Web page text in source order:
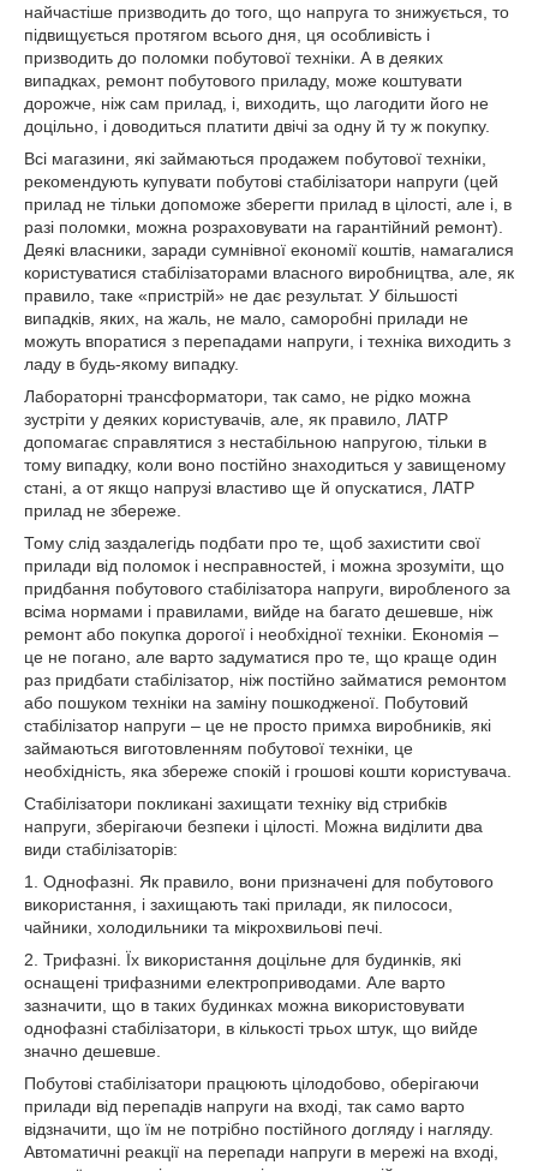
найчастіше призводить до того, що напруга то знижується, то
підвищується протягом всього дня, ця особливість і
призводить до поломки побутової техніки. А в деяких
випадках, ремонт побутового приладу, може коштувати
дорожче, ніж сам прилад, і, виходить, що лагодити його не
доцільно, і доводиться платити двічі за одну й ту ж покупку.
Всі магазини, які займаються продажем побутової техніки,
рекомендують купувати побутові стабілізатори напруги (цей
прилад не тільки допоможе зберегти прилад в цілості, але і, в
разі поломки, можна розраховувати на гарантійний ремонт).
Деякі власники, заради сумнівної економії коштів, намагалися
користуватися стабілізаторами власного виробництва, але, як
правило, таке «пристрій» не дає результат. У більшості
випадків, яких, на жаль, не мало, саморобні прилади не
можуть впоратися з перепадами напруги, і техніка виходить з
ладу в будь-якому випадку.
Лабораторні трансформатори, так само, не рідко можна
зустріти у деяких користувачів, але, як правило, ЛАТР
допомагає справлятися з нестабільною напругою, тільки в
тому випадку, коли воно постійно знаходиться у завищеному
стані, а от якщо напрузі властиво ще й опускатися, ЛАТР
прилад не збереже.
Тому слід заздалегідь подбати про те, щоб захистити свої
прилади від поломок і несправностей, і можна зрозуміти, що
придбання побутового стабілізатора напруги, виробленого за
всіма нормами і правилами, вийде на багато дешевше, ніж
ремонт або покупка дорогої і необхідної техніки. Економія –
це не погано, але варто задуматися про те, що краще один
раз придбати стабілізатор, ніж постійно займатися ремонтом
або пошуком техніки на заміну пошкодженої. Побутовий
стабілізатор напруги – це не просто примха виробників, які
займаються виготовленням побутової техніки, це
необхідність, яка збереже спокій і грошові кошти користувача.
Стабілізатори покликані захищати техніку від стрибків
напруги, зберігаючи безпеки і цілості. Можна виділити два
види стабілізаторів:
1. Однофазні. Як правило, вони призначені для побутового
використання, і захищають такі прилади, як пилососи,
чайники, холодильники та мікрохвильові печі.
2. Трифазні. Їх використання доцільне для будинків, які
оснащені трифазними електроприводами. Але варто
зазначити, що в таких будинках можна використовувати
однофазні стабілізатори, в кількості трьох штук, що вийде
значно дешевше.
Побутові стабілізатори працюють цілодобово, оберігаючи
прилади від перепадів напруги на вході, так само варто
відзначити, що їм не потрібно постійного догляду і нагляду.
Автоматичні реакції на перепади напруги в мережі на вході,